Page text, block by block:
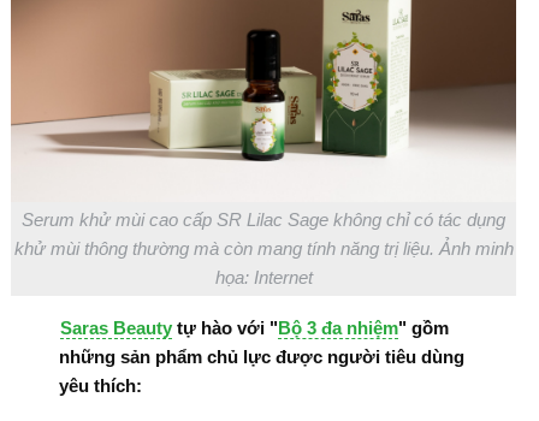
Serum khử mùi cao cấp SR Lilac Sage không chỉ có tác dụng
khử mùi thông thường mà còn mang tính năng trị liệu. Ảnh minh
họa: Internet
Saras Beauty tự hào với "Bộ 3 đa nhiệm" gồm
những sản phẩm chủ lực được người tiêu dùng
yêu thích: